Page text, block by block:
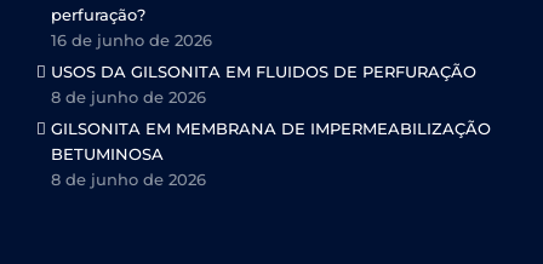
perfuração?
16 de junho de 2026
USOS DA GILSONITA EM FLUIDOS DE PERFURAÇÃO
8 de junho de 2026
GILSONITA EM MEMBRANA DE IMPERMEABILIZAÇÃO
BETUMINOSA
8 de junho de 2026